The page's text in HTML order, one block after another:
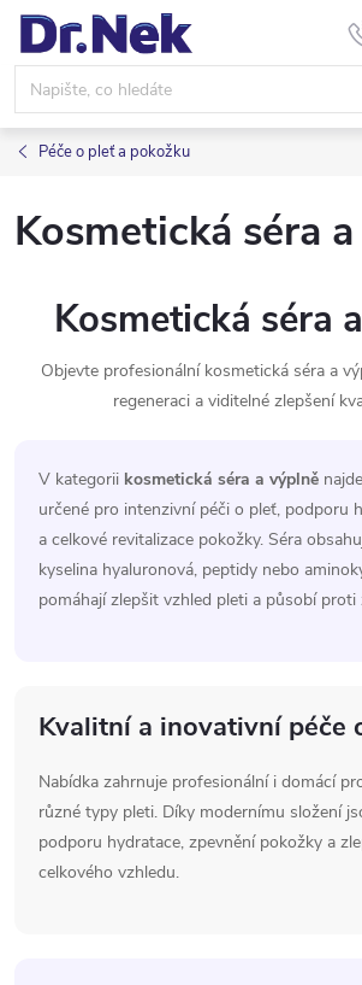
Přejít
obsah
Péče o pleť a pokožku
Kosmetická séra
Kosmetická séra
Objevte profesionální kosmetická séra a
regeneraci a viditelné zlepšení
V kategorii kosmetická séra a výplně
určené pro intenzivní péči o pleť, podporu
a celkové revitalizace pokožky. Séra
kyselina hyaluronová, peptidy nebo
pomáhají zlepšit vzhled pleti a působí
Kvalitní a inovativní péče
Nabídka zahrnuje profesionální i domácí
různé typy pleti. Díky modernímu složení
podporu hydratace, zpevnění pokožky a
celkového vzhledu.